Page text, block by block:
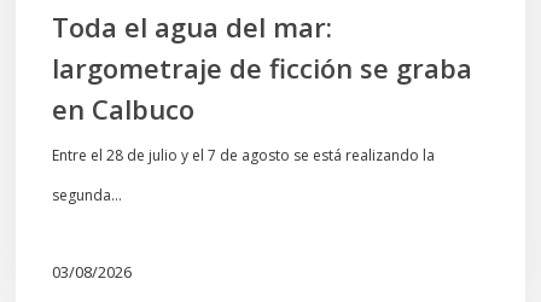
Toda el agua del mar:
largometraje de ficción se graba
en Calbuco
Entre el 28 de julio y el 7 de agosto se está realizando la
segunda…
03/08/2026